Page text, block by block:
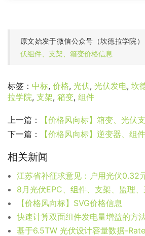
原文始发于微信公众号（坎德拉学院）
伏组件、支架、箱变价格信息
标签： 中标, 价格, 光伏, 光伏发电, 坎
拉学院, 支架, 箱变, 组件
上一篇：
【价格风向标】箱变、光伏
下一篇：
【价格风向标】逆变器、组
相关新闻
【价格风向标】SVG价格信息
快速计算双面组件发电量增益的方